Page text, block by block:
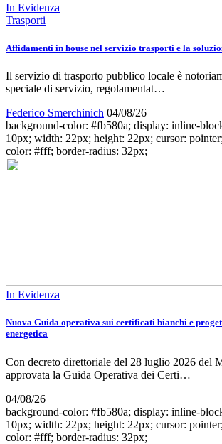
In Evidenza
Trasporti
Affidamenti in house nel servizio trasporti e la
Il servizio di trasporto pubblico locale è
speciale di servizio, regolamentat…
Federico Smerchinich 04/08/26
background-color: #fb580a; display: inline-
10px; width: 22px; height: 22px; cursor:
color: #fff; border-radius: 32px;
In Evidenza
Nuova Guida operativa sui certificati bianchi e
energetica
Con decreto direttoriale del 28 luglio 2026 del
approvata la Guida Operativa dei Certi…
04/08/26
background-color: #fb580a; display: inline-
10px; width: 22px; height: 22px; cursor:
color: #fff; border-radius: 32px;